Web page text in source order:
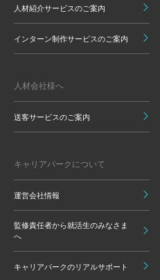
人材紹介サービスのご案内
インターン制作サービスのご案内
人材会社様へ
送客サービスのご案内
キャリアパークについて
運営会社情報
監修責任者から就活生のみなさま
へ
キャリアパークのリアルサポート